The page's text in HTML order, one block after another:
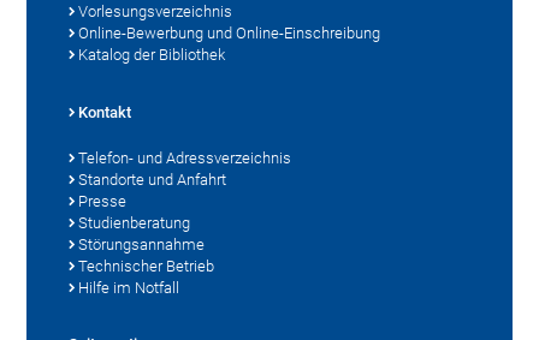
Vorlesungsverzeichnis
Online-Bewerbung und Online-Einschreibung
Katalog der Bibliothek
Kontakt
Telefon- und Adressverzeichnis
Standorte und Anfahrt
Presse
Studienberatung
Störungsannahme
Technischer Betrieb
Hilfe im Notfall